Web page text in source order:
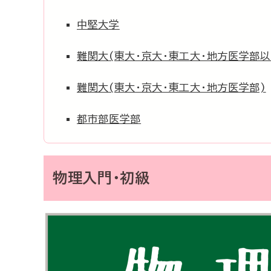
中堅大学
難関大(東大・京大・東工大・地方医学部
難関大(東大・京大・東工大・地方医学部)
都市部医学部
物理入門・初級